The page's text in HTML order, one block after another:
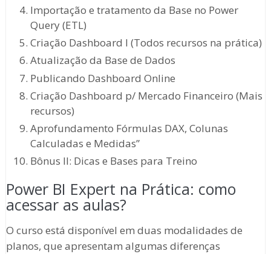
Importação e tratamento da Base no Power
Query (ETL)
Criação Dashboard I (Todos recursos na prática)
Atualização da Base de Dados
Publicando Dashboard Online
Criação Dashboard p/ Mercado Financeiro (Mais
recursos)
Aprofundamento Fórmulas DAX, Colunas
Calculadas e Medidas”
Bônus II: Dicas e Bases para Treino
Power BI Expert na Prática: como
acessar as aulas?
O curso está disponível em duas modalidades de
planos, que apresentam algumas diferenças